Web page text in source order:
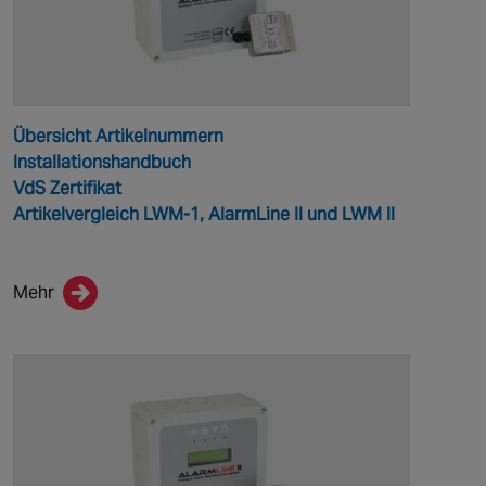
Übersicht Artikelnummern
Installationshandbuch
VdS Zertifikat
Artikelvergleich LWM-1, AlarmLine II und LWM II
Mehr